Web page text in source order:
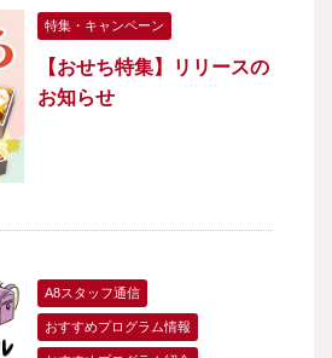
特集・キャンペーン
【おせち特集】リリースの
お知らせ
A8スタッフ通信
おすすめプログラム情報